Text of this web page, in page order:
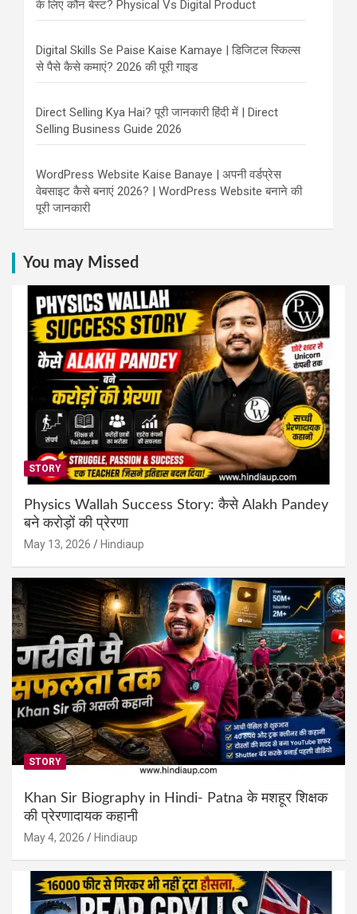
के लिए कौन बेस्ट? Physical Vs Digital Product
Digital Skills Se Paise Kaise Kamaye | डिजिटल स्किल्स
से पैसे कैसे कमाएं? 2026 की पूरी गाइड
Direct Selling Kya Hai? पूरी जानकारी हिंदी में | Direct
Selling Business Guide 2026
WordPress Website Kaise Banaye | अपनी वर्डप्रेस
वेबसाइट कैसे बनाएं 2026? | WordPress Website बनाने की
पूरी जानकारी
You may Missed
STORY
Physics Wallah Success Story: कैसे Alakh Pandey
बने करोड़ों की प्रेरणा
May 13, 2026 Hindiaup
STORY
Khan Sir Biography in Hindi- Patna के मशहूर शिक्षक
की प्रेरणादायक कहानी
May 4, 2026 Hindiaup